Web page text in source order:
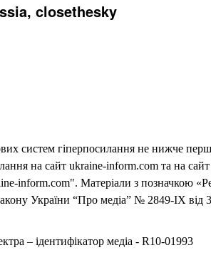
closethesky
систем гіперпосилання не нижче
на сайт ukraine-inform.com та на
inform.com". Матеріали з позначкою
України “Про медіа” № 2849-IX від
– ідентифікатор медіа - R10-01993